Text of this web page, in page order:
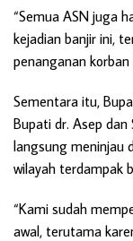
“Semua ASN juga
kejadian banjir ini,
penanganan korban
Sementara itu,
Bupati dr. Asep
langsung meninjau
wilayah terdampak
“Kami sudah
awal, terutama